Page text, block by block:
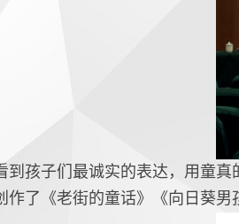
到孩子们最诚实的表达，用童
作了《老街的童话》《向日葵